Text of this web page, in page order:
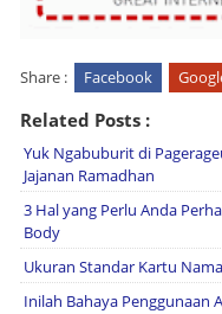
Share : Facebook
Related Posts :
Yuk Ngabuburit di
Jajanan Ramadhan
3 Hal yang Perlu Anda
Body
Ukuran Standar Kartu
Inilah Bahaya Penggunaan